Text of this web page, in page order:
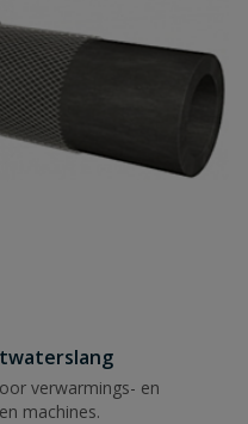
verwarmings- en
machines.